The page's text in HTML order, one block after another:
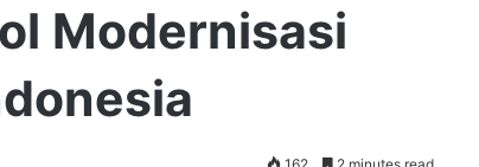
Modernisasi